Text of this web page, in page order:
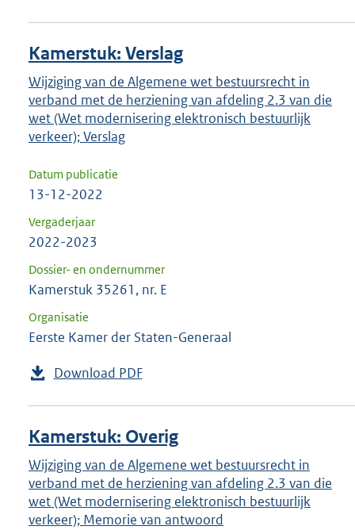
Kamerstuk: Verslag
Wijziging van de Algemene wet bestuursrecht in
verband met de herziening van afdeling 2.3 van die
wet (Wet modernisering elektronisch bestuurlijk
verkeer); Verslag
Datum publicatie
13-12-2022
Vergaderjaar
2022-2023
Dossier- en ondernummer
Kamerstuk 35261, nr. E
Organisatie
Eerste Kamer der Staten-Generaal
Download PDF
Kamerstuk: Overig
Wijziging van de Algemene wet bestuursrecht in
verband met de herziening van afdeling 2.3 van die
wet (Wet modernisering elektronisch bestuurlijk
verkeer); Memorie van antwoord